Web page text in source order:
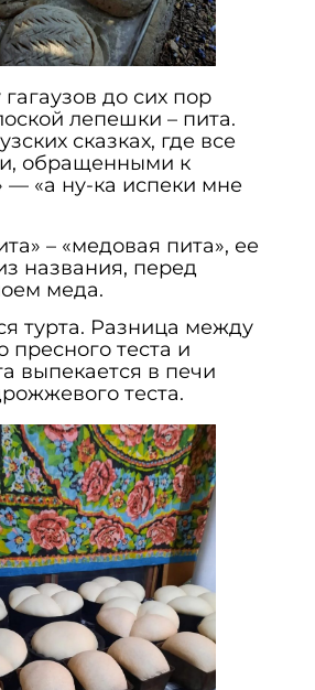
до сих пор
лепешки – пита.
сказках, где все
обращенными к
«а ну-ка испеки мне
– «медовая пита», ее
названия, перед
меда.
турта. Разница между
пресного теста и
выпекается в печи
теста.